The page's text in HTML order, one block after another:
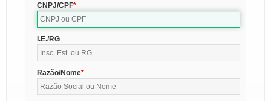
CNPJ/CPF
I.E./RG
Razão/Nome